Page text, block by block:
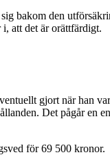
bakom den
att det är orättfärdigt.
gjort när han
Det pågår en
för 69 500 kronor.